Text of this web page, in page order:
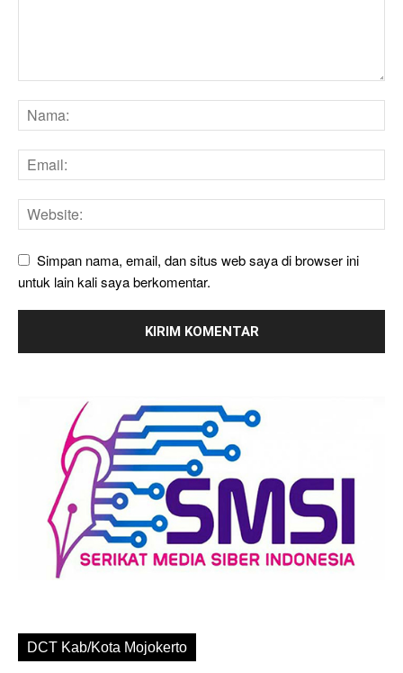
Simpan nama, email, dan situs web saya di browser ini
untuk lain kali saya berkomentar.
DCT Kab/Kota Mojokerto